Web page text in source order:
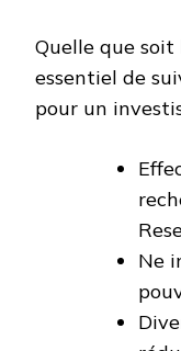
Quelle que
essentiel de
pour un
Ne